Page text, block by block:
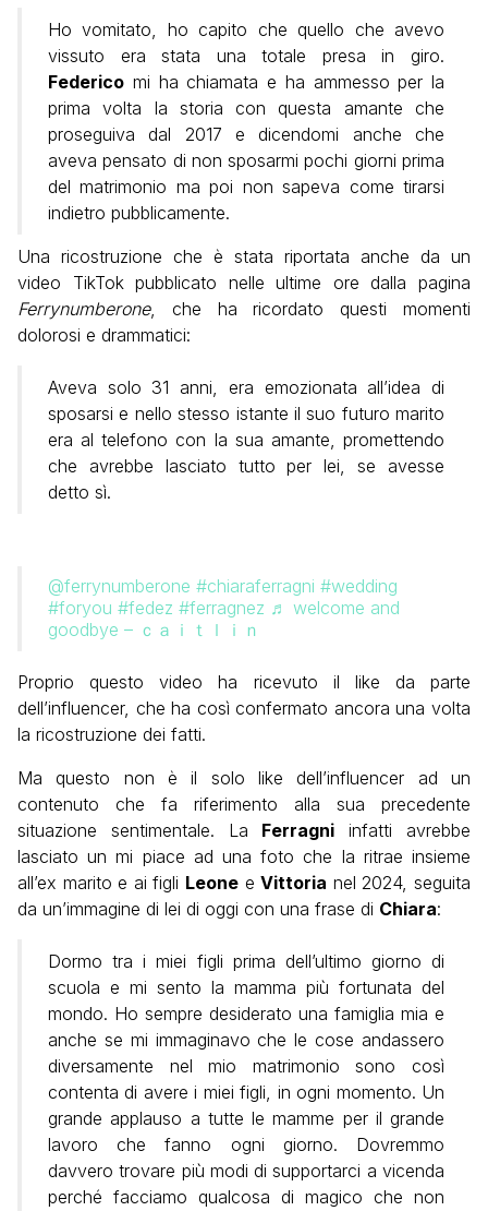
Ho vomitato, ho capito che quello che avevo
vissuto era stata una totale presa in giro.
Federico mi ha chiamata e ha ammesso per la
prima volta la storia con questa amante che
proseguiva dal 2017 e dicendomi anche che
aveva pensato di non sposarmi pochi giorni prima
del matrimonio ma poi non sapeva come tirarsi
indietro pubblicamente.
Una ricostruzione che è stata riportata anche da un
video TikTok pubblicato nelle ultime ore dalla pagina
Ferrynumberone, che ha ricordato questi momenti
dolorosi e drammatici:
Aveva solo 31 anni, era emozionata all’idea di
sposarsi e nello stesso istante il suo futuro marito
era al telefono con la sua amante, promettendo
che avrebbe lasciato tutto per lei, se avesse
detto sì.
@ferrynumberone #chiaraferragni #wedding
#foryou #fedez #ferragnez ♬ welcome and
goodbye – ｃａｉｔｌｉｎ
Proprio questo video ha ricevuto il like da parte
dell’influencer, che ha così confermato ancora una volta
la ricostruzione dei fatti.
Ma questo non è il solo like dell’influencer ad un
contenuto che fa riferimento alla sua precedente
situazione sentimentale. La Ferragni infatti avrebbe
lasciato un mi piace ad una foto che la ritrae insieme
all’ex marito e ai figli Leone eVittoria nel 2024, seguita
da un’immagine di lei di oggi con una frase di Chiara:
Dormo tra i miei figli prima dell’ultimo giorno di
scuola e mi sento la mamma più fortunata del
mondo. Ho sempre desiderato una famiglia mia e
anche se mi immaginavo che le cose andassero
diversamente nel mio matrimonio sono così
contenta di avere i miei figli, in ogni momento. Un
grande applauso a tutte le mamme per il grande
lavoro che fanno ogni giorno. Dovremmo
davvero trovare più modi di supportarci a vicenda
perché facciamo qualcosa di magico che non